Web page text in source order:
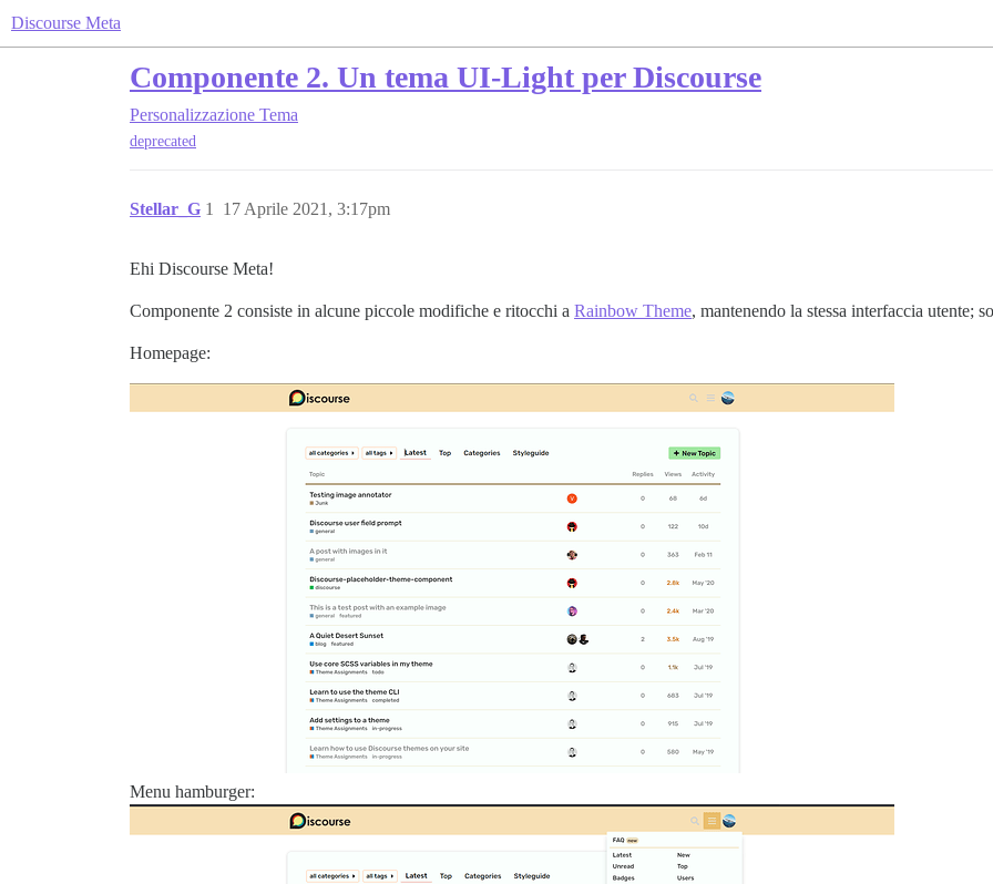
Discourse Meta
Componente 2. Un tema UI-Light per Discourse
Personalizzazione Tema
deprecated
Stellar_G 17 Aprile 2021, 3:17pm
1
Ehi Discourse Meta!
Componente 2 consiste in alcune piccole modifiche e ritocchi a Rainbow Theme, mantenendo la stessa interfaccia utente;
Homepage:
Menu hamburger: